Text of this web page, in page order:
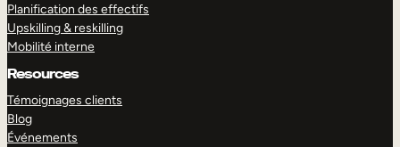
Planification des effectifs
Upskilling & reskilling
Mobilité interne
Resources
Témoignages clients
Blog
Événements